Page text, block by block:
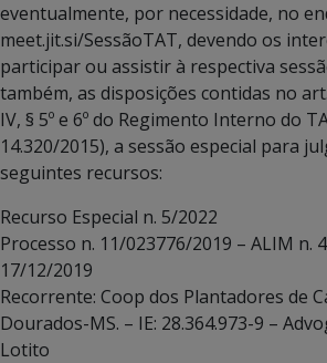
eventualmente, por necessidade, no
meet.jit.si/SessãoTAT, devendo os
participar ou assistir à respectiva
também, as disposições contidas no
IV, § 5º e 6º do Regimento Interno do
14.320/2015), a sessão especial para
seguintes recursos:
Recurso Especial n. 5/2022
Processo n. 11/023776/2019 – ALIM n.
17/12/2019
Recorrente: Coop dos Plantadores de
Dourados-MS. – IE: 28.364.973-9 –
Lotito